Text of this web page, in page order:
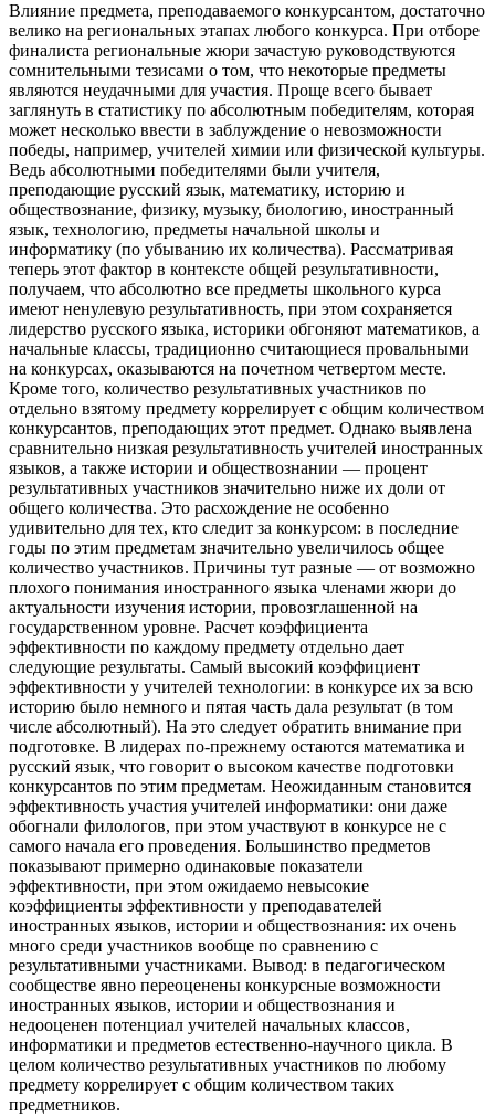
Влияние предмета, преподаваемого конкурсантом, достаточно
велико на региональных этапах любого конкурса. При отборе
финалиста региональные жюри зачастую руководствуются
сомнительными тезисами о том, что некоторые предметы
являются неудачными для участия. Проще всего бывает
заглянуть в статистику по абсолютным победителям, которая
может несколько ввести в заблуждение о невозможности
победы, например, учителей химии или физической культуры.
Ведь абсолютными победителями были учителя,
преподающие русский язык, математику, историю и
обществознание, физику, музыку, биологию, иностранный
язык, технологию, предметы начальной школы и
информатику (по убыванию их количества). Рассматривая
теперь этот фактор в контексте общей результативности,
получаем, что абсолютно все предметы школьного курса
имеют ненулевую результативность, при этом сохраняется
лидерство русского языка, историки обгоняют математиков, а
начальные классы, традиционно считающиеся провальными
на конкурсах, оказываются на почетном четвертом месте.
Кроме того, количество результативных участников по
отдельно взятому предмету коррелирует с общим количеством
конкурсантов, преподающих этот предмет. Однако выявлена
сравнительно низкая результативность учителей иностранных
языков, а также истории и обществознании — процент
результативных участников значительно ниже их доли от
общего количества. Это расхождение не особенно
удивительно для тех, кто следит за конкурсом: в последние
годы по этим предметам значительно увеличилось общее
количество участников. Причины тут разные — от возможно
плохого понимания иностранного языка членами жюри до
актуальности изучения истории, провозглашенной на
государственном уровне. Расчет коэффициента
эффективности по каждому предмету отдельно дает
следующие результаты. Самый высокий коэффициент
эффективности у учителей технологии: в конкурсе их за всю
историю было немного и пятая часть дала результат (в том
числе абсолютный). На это следует обратить внимание при
подготовке. В лидерах по-прежнему остаются математика и
русский язык, что говорит о высоком качестве подготовки
конкурсантов по этим предметам. Неожиданным становится
эффективность участия учителей информатики: они даже
обогнали филологов, при этом участвуют в конкурсе не с
самого начала его проведения. Большинство предметов
показывают примерно одинаковые показатели
эффективности, при этом ожидаемо невысокие
коэффициенты эффективности у преподавателей
иностранных языков, истории и обществознания: их очень
много среди участников вообще по сравнению с
результативными участниками. Вывод: в педагогическом
сообществе явно переоценены конкурсные возможности
иностранных языков, истории и обществознания и
недооценен потенциал учителей начальных классов,
информатики и предметов естественно-научного цикла. В
целом количество результативных участников по любому
предмету коррелирует с общим количеством таких
предметников.